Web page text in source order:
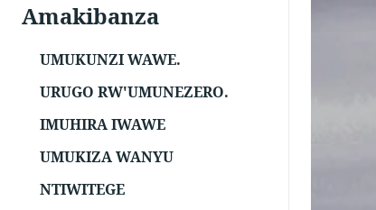
Amakibanza
UMUKUNZI WAWE.
URUGO RW'UMUNEZERO.
IMUHIRA IWAWE
UMUKIZA WANYU
NTIWITEGE